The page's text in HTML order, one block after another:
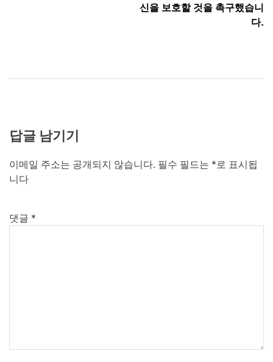
신을 보호할 것을 촉구했습니
다.
답글 남기기
이메일 주소는 공개되지 않습니다. 필수 필드는 *로 표시됩
니다
댓글 *